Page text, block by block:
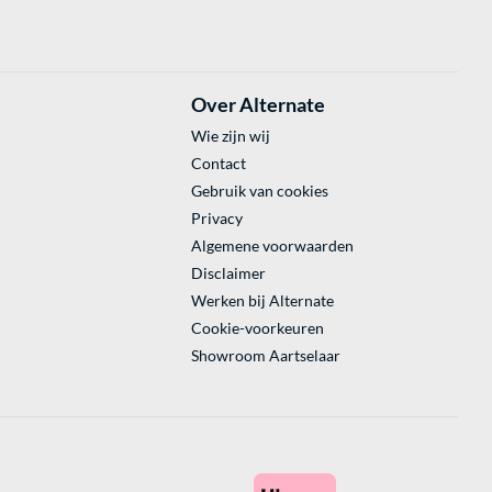
Over Alternate
Wie zijn wij
Contact
Gebruik van cookies
Privacy
Algemene voorwaarden
Disclaimer
Werken bij Alternate
Cookie-voorkeuren
Showroom Aartselaar